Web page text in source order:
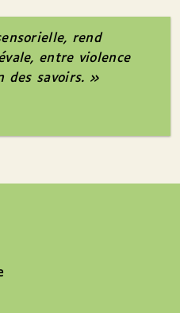
rend
entre violence
des savoirs. »